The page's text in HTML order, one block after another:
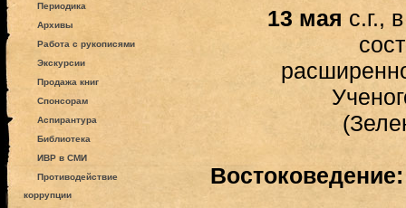
Периодика
Архивы
Работа с рукописями
Экскурсии
Продажа книг
Спонсорам
Аспирантура
Библиотека
ИВР в СМИ
Противодействие
коррупции
13 мая с.г.,